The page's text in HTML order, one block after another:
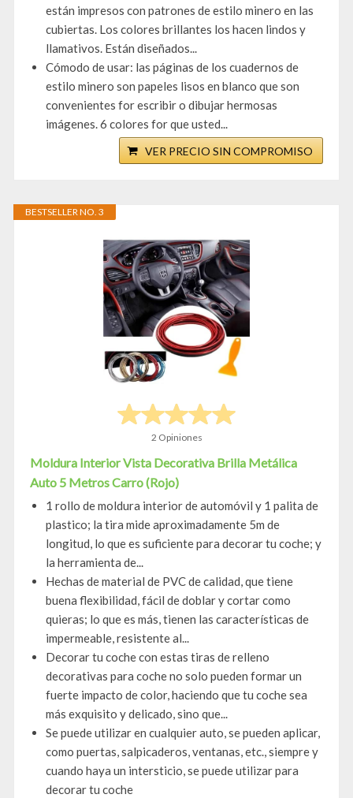
están impresos con patrones de estilo minero en las
cubiertas. Los colores brillantes los hacen lindos y
llamativos. Están diseñados...
Cómodo de usar: las páginas de los cuadernos de
estilo minero son papeles lisos en blanco que son
convenientes for escribir o dibujar hermosas
imágenes. 6 colores for que usted...
VER PRECIO SIN COMPROMISO
BESTSELLER NO. 3
2 Opiniones
Moldura Interior Vista Decorativa Brilla Metálica
Auto 5 Metros Carro (Rojo)
1 rollo de moldura interior de automóvil y 1 palita de
plastico; la tira mide aproximadamente 5m de
longitud, lo que es suficiente para decorar tu coche; y
la herramienta de...
Hechas de material de PVC de calidad, que tiene
buena flexibilidad, fácil de doblar y cortar como
quieras; lo que es más, tienen las características de
impermeable, resistente al...
Decorar tu coche con estas tiras de relleno
decorativas para coche no solo pueden formar un
fuerte impacto de color, haciendo que tu coche sea
más exquisito y delicado, sino que...
Se puede utilizar en cualquier auto, se pueden aplicar,
como puertas, salpicaderos, ventanas, etc., siempre y
cuando haya un intersticio, se puede utilizar para
decorar tu coche